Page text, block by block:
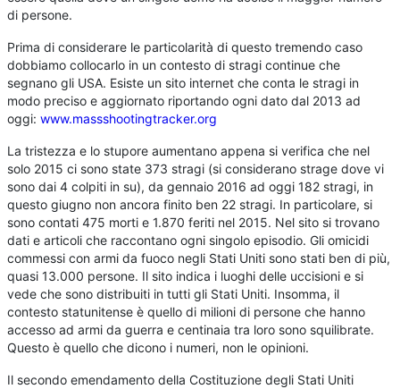
di persone.
Prima di considerare le particolarità di questo tremendo caso
dobbiamo collocarlo in un contesto di stragi continue che
segnano gli USA. Esiste un sito internet che conta le stragi in
modo preciso e aggiornato riportando ogni dato dal 2013 ad
oggi:www.massshootingtracker.org
La tristezza e lo stupore aumentano appena si verifica che nel
solo 2015 ci sono state 373 stragi (si considerano strage dove vi
sono dai 4 colpiti in su), da gennaio 2016 ad oggi 182 stragi, in
questo giugno non ancora finito ben 22 stragi. In particolare, si
sono contati 475 morti e 1.870 feriti nel 2015. Nel sito si trovano
dati e articoli che raccontano ogni singolo episodio. Gli omicidi
commessi con armi da fuoco negli Stati Uniti sono stati ben di più,
quasi 13.000 persone. Il sito indica i luoghi delle uccisioni e si
vede che sono distribuiti in tutti gli Stati Uniti. Insomma, il
contesto statunitense è quello di milioni di persone che hanno
accesso ad armi da guerra e centinaia tra loro sono squilibrate.
Questo è quello che dicono i numeri, non le opinioni.
Il secondo emendamento della Costituzione degli Stati Uniti